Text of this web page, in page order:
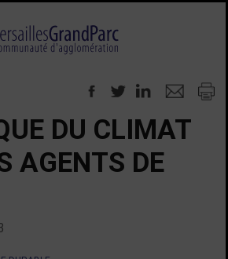
DU CLIMAT
AGENTS DE